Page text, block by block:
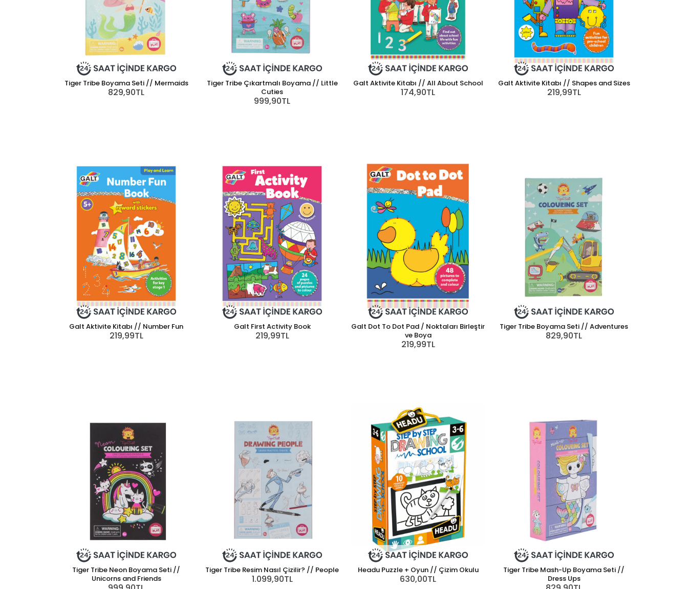
Tiger Tribe Boyama Seti // Mermaids
829,90TL
Tiger Tribe Çıkartmalı Boyama // Little
Cuties
999,90TL
Galt Aktivite Kitabı // All About School
174,90TL
Galt Aktivite Kitabı // Shapes and Sizes
219,99TL
Galt Aktivite Kitabı // Number Fun
219,99TL
Galt First Activity Book
219,99TL
Galt Dot To Dot Pad / Noktaları Birleştir
ve Boya
219,99TL
Tiger Tribe Boyama Seti // Adventures
829,90TL
Tiger Tribe Neon Boyama Seti //
Unicorns and Friends
Tiger Tribe Resim Nasıl Çizilir? // People
1.099,90TL
Headu Puzzle + Oyun // Çizim Okulu
630,00TL
Tiger Tribe Mash-Up Boyama Seti //
Dress Ups